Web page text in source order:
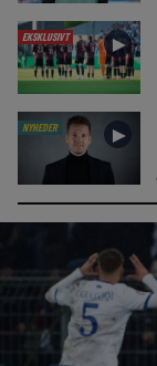
EKSKLUSIVT ►
NYHEDER ►